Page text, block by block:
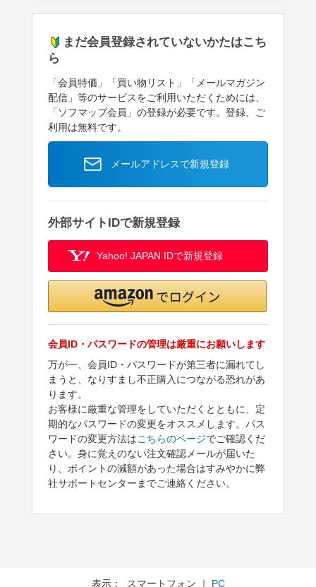
まだ会員登録されていないかたはこち
ら
「会員特価」「買い物リスト」「メールマガジン
配信」等のサービスをご利用いただくためには、
「ソフマップ会員」の登録が必要です。登録、ご
利用は無料です。
メールアドレスで新規登録
外部サイトIDで新規登録
Yahoo! JAPAN IDで新規登録
会員ID・パスワードの管理は厳重にお願いします
万が一、会員ID・パスワードが第三者に漏れてし
まうと、なりすまし不正購入につながる恐れがあ
ります。
お客様に厳重な管理をしていただくとともに、定
期的なパスワードの変更をオススメします。パス
ワードの変更方法はこちらのページでご確認くだ
さい。身に覚えのない注文確認メールが届いた
り、ポイントの減額があった場合はすみやかに弊
社サポートセンターまでご連絡ください。
表示： スマートフォン ｜ PC